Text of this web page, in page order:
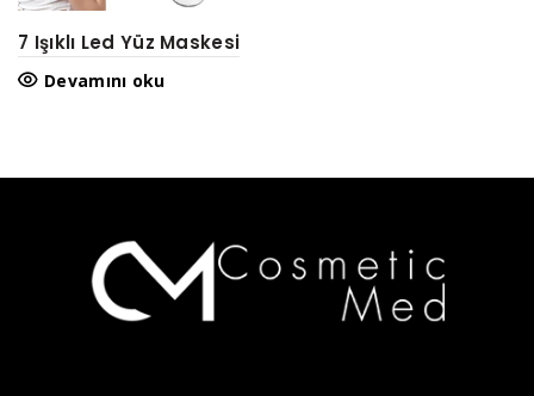
7 Işıklı Led Yüz Maskesi
Devamını oku